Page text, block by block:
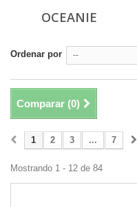
OCEANIE
Ordenar por --
Comparar (0)
1 2 3 ... 7
Mostrando 1 - 12 de 84